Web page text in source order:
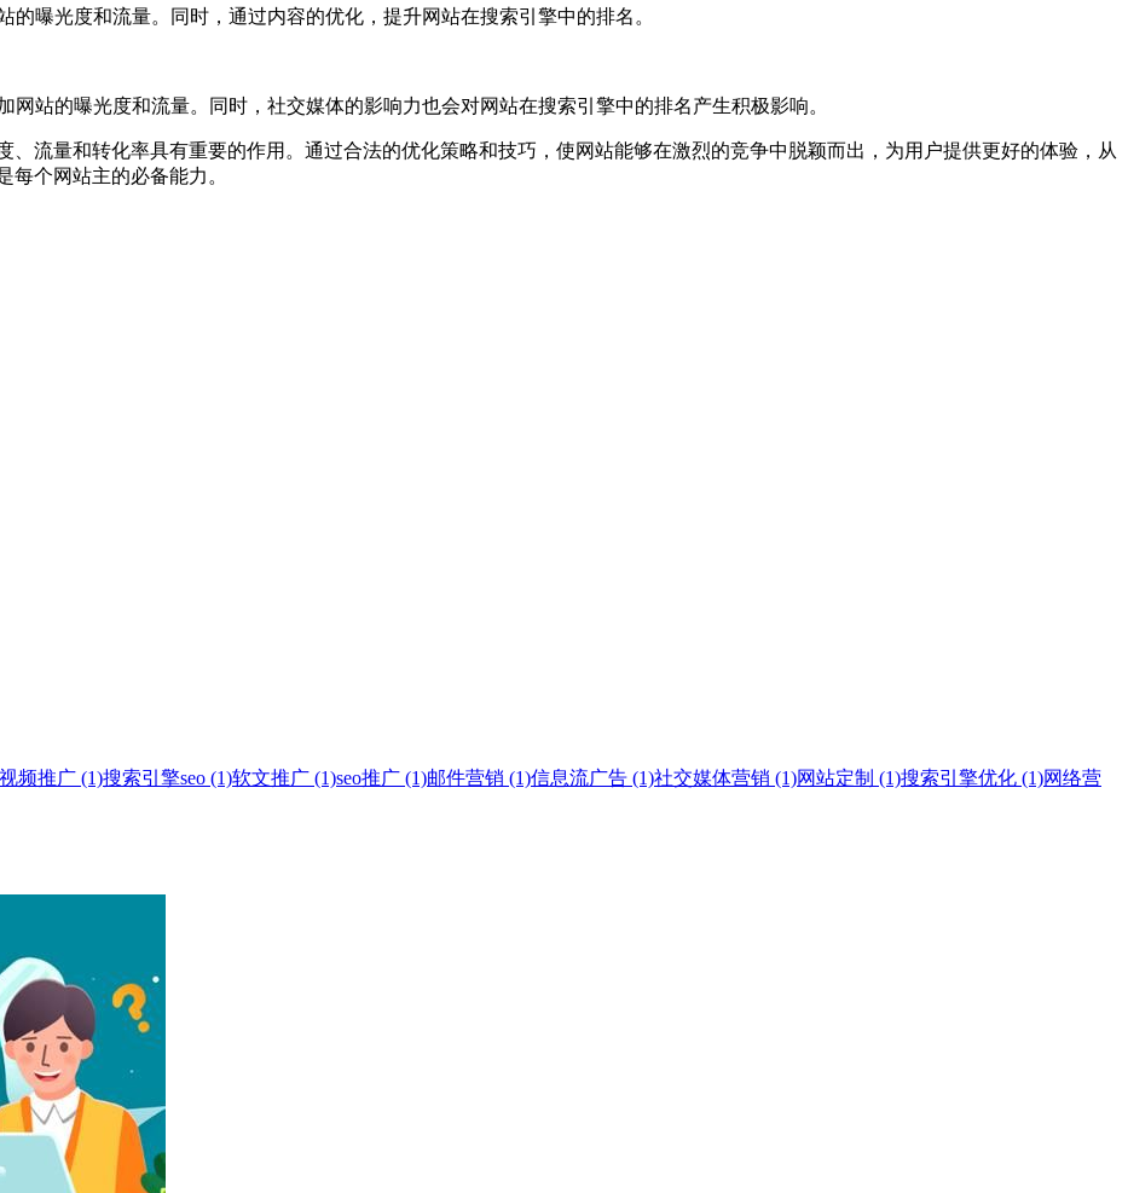
曝光度和流量。同时，通过内容的优化，提升网站在搜索引擎中的排名。
站的曝光度和流量。同时，社交媒体的影响力也会对网站在搜索引擎中的排名产生积极影响。
、流量和转化率具有重要的作用。通过合法的优化策略和技巧，使网站能够在激烈的竞争中脱颖而出，为用户提供更好的体验，从
每个网站主的必备能力。
频推广 (1)搜索引擎seo (1)软文推广 (1)seo推广 (1)邮件营销 (1)信息流广告 (1)社交媒体营销 (1)网站定制 (1)搜索引擎优化 (1)网络营